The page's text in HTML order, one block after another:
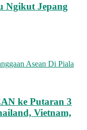
Ngikut Jepang
ke Putaran 3
Vietnam,